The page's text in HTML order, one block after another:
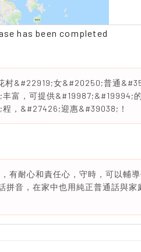
has been completed
村&#22919;女&#20250;普通
富，可提供&#19987;&#19994;
，&#27426;迎惠&#39038;！
有耐心和責任心，守時，可以輔
拼音，在家中也用純正普通話與